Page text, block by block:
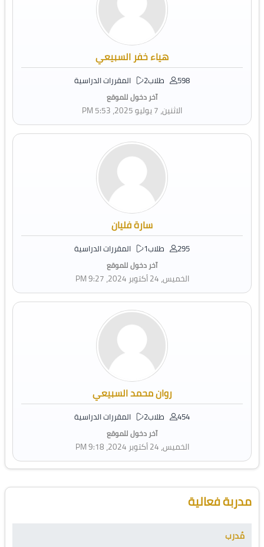
هياء خفر السبيعي
598 طلاب 2 المقررات الدراسية
آخر دخول للموقع
الاثنين، 7 يوليو 2025، 5:53 PM
سارة فليان
295 طلاب 1 المقررات الدراسية
آخر دخول للموقع
الخميس، 24 أكتوبر 2024، 9:27 PM
روان محمد السبيعي
454 طلاب 2 المقررات الدراسية
آخر دخول للموقع
الخميس، 24 أكتوبر 2024، 9:18 PM
تجاوز [Cocoon] Course Instructor
مدربة فعالية
مُدرب